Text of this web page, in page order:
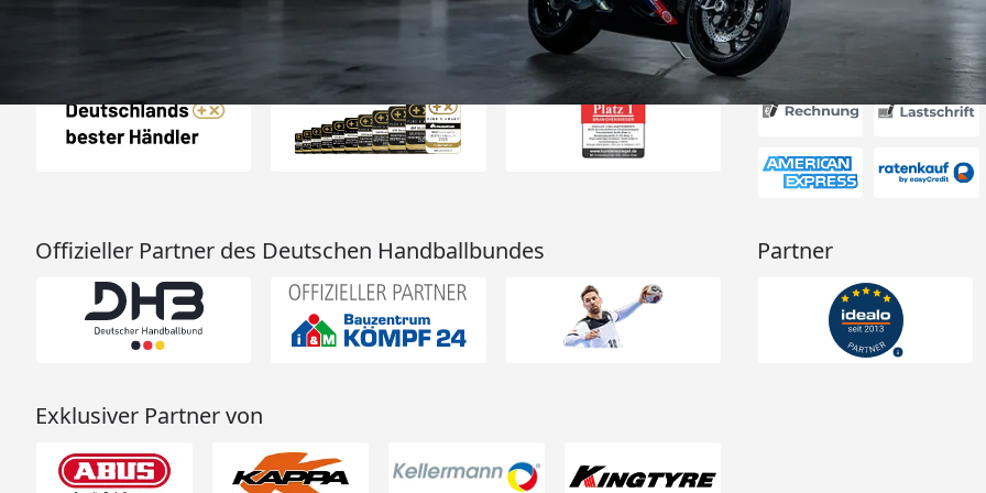
Auszeichnungen Akzeptierte
Offizieller Partner des Deutschen Handballbundes Partner
Exklusiver Partner von